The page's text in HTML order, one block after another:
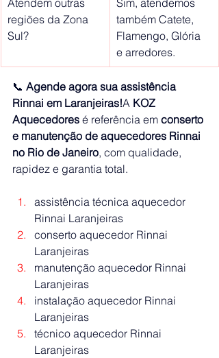
regiões da Zona
Sul?
também Catete,
Flamengo, Glória
e arredores.
📞 Agende agora sua assistência
Rinnai em Laranjeiras!A KOZ
Aquecedores é referência em conserto
e manutenção de aquecedores Rinnai
no Rio de Janeiro, com qualidade,
rapidez e garantia total.
assistência técnica aquecedor
Rinnai Laranjeiras
conserto aquecedor Rinnai
Laranjeiras
manutenção aquecedor Rinnai
Laranjeiras
instalação aquecedor Rinnai
Laranjeiras
técnico aquecedor Rinnai
Laranjeiras